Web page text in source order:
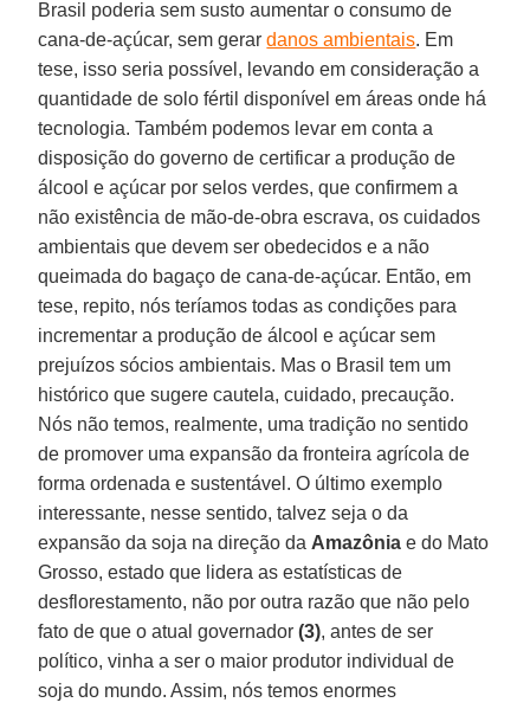
Brasil poderia sem susto aumentar o consumo de
cana-de-açúcar, sem gerardanos ambientais. Em
tese, isso seria possível, levando em consideração a
quantidade de solo fértil disponível em áreas onde há
tecnologia. Também podemos levar em conta a
disposição do governo de certificar a produção de
álcool e açúcar por selos verdes, que confirmem a
não existência de mão-de-obra escrava, os cuidados
ambientais que devem ser obedecidos e a não
queimada do bagaço de cana-de-açúcar. Então, em
tese, repito, nós teríamos todas as condições para
incrementar a produção de álcool e açúcar sem
prejuízos sócios ambientais. Mas o Brasil tem um
histórico que sugere cautela, cuidado, precaução.
Nós não temos, realmente, uma tradição no sentido
de promover uma expansão da fronteira agrícola de
forma ordenada e sustentável. O último exemplo
interessante, nesse sentido, talvez seja o da
expansão da soja na direção da Amazônia e do Mato
Grosso, estado que lidera as estatísticas de
desflorestamento, não por outra razão que não pelo
fato de que o atual governador(3), antes de ser
político, vinha a ser o maior produtor individual de
soja do mundo. Assim, nós temos enormes